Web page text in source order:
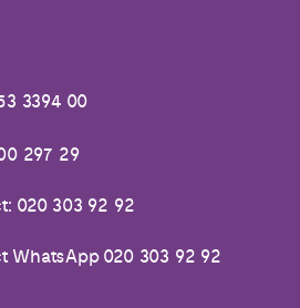
3394 00
297 29
020 303 92 92
WhatsApp 020 303 92 92